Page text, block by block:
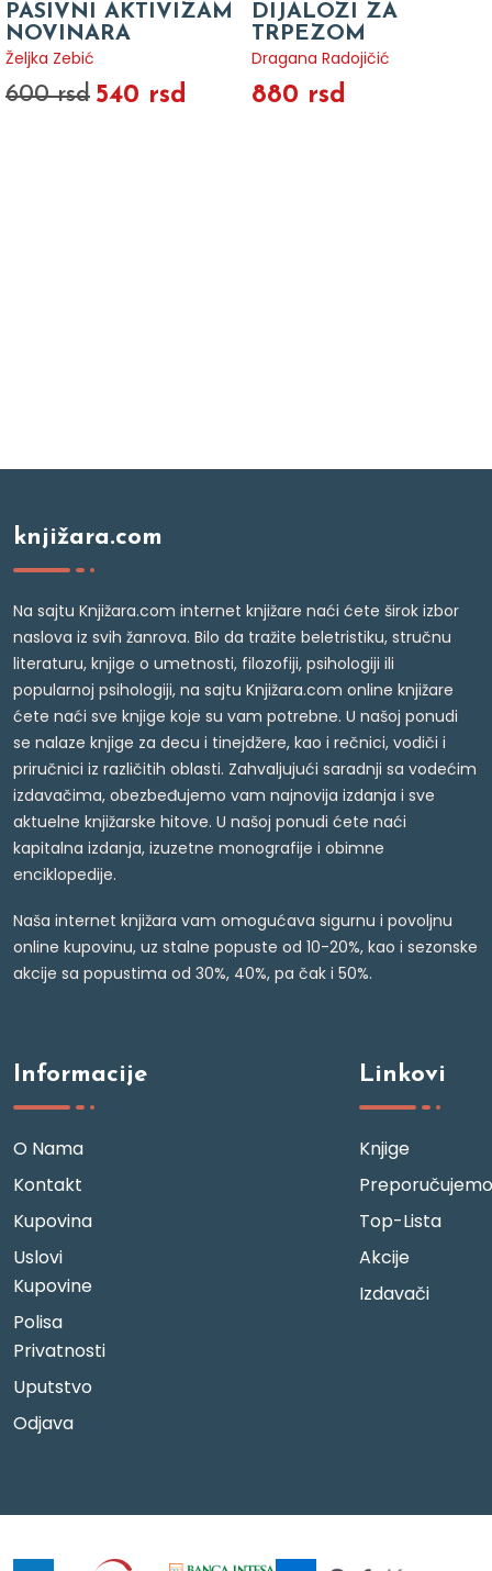
PASIVNI AKTIVIZAM
NOVINARA
Željka Zebić
600 rsd 540 rsd
DIJALOZI ZA
TRPEZOM
Dragana Radojičić
880 rsd
knjižara.com
Na sajtu Knjižara.com internet knjižare naći ćete širok izbor
naslova iz svih žanrova. Bilo da tražite beletristiku, stručnu
literaturu, knjige o umetnosti, filozofiji, psihologiji ili
popularnoj psihologiji, na sajtu Knjižara.com online knjižare
ćete naći sve knjige koje su vam potrebne. U našoj ponudi
se nalaze knjige za decu i tinejdžere, kao i rečnici, vodiči i
priručnici iz različitih oblasti. Zahvaljujući saradnji sa vodećim
izdavačima, obezbeđujemo vam najnovija izdanja i sve
aktuelne knjižarske hitove. U našoj ponudi ćete naći
kapitalna izdanja, izuzetne monografije i obimne
enciklopedije.
Naša internet knjižara vam omogućava sigurnu i povoljnu
online kupovinu, uz stalne popuste od 10-20%, kao i sezonske
akcije sa popustima od 30%, 40%, pa čak i 50%.
Informacije
O Nama
Kontakt
Kupovina
Uslovi
Kupovine
Polisa
Privatnosti
Uputstvo
Odjava
Linkovi
Knjige
Preporučujemo
Top-Lista
Akcije
Izdavači